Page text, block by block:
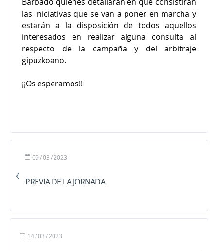
las iniciativas que se van a poner en marcha y
estarán a la disposición de todos aquellos
interesados en realizar alguna consulta al
respecto de la campaña y del arbitraje
gipuzkoano.
¡¡Os esperamos!!
09/03/2023
PREVIA DE LA JORNADA.
14/03/2023